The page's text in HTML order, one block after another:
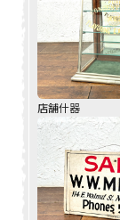
店舗什器